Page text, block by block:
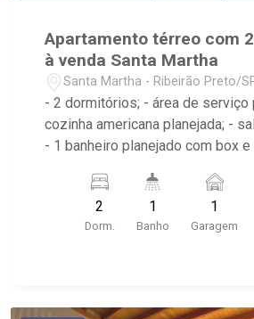
Apartamento térreo com
à venda Santa Martha
Santa Martha - Ribeirão Preto/
- 2 dormitórios; - área de serviço
cozinha americana planejada; -
- 1 banheiro planejado com box
2
Dorm.
1
Banho
1
Garagem